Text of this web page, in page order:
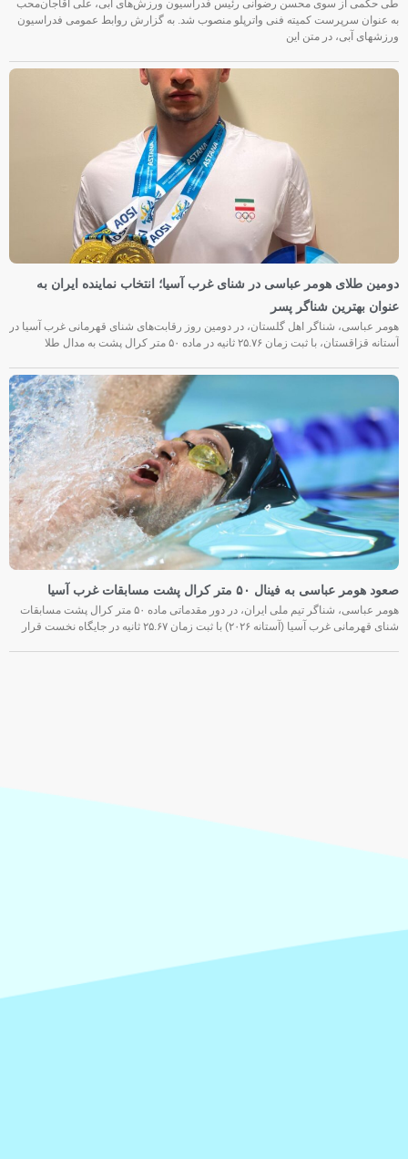
طی حکمی از سوی محسن رضوانی رئیس فدراسیون ورزش‌های آبی، علی آقاجان‌محب
به عنوان سرپرست کمیته فنی واترپلو منصوب شد. به گزارش روابط عمومی فدراسیون
ورزشهای آبی، در متن این
دومین طلای هومر عباسی در شنای غرب آسیا؛ انتخاب نماینده ایران به
عنوان بهترین شناگر پسر
هومر عباسی، شناگر اهل گلستان، در دومین روز رقابت‌های شنای قهرمانی غرب آسیا در
آستانه قزاقستان، با ثبت زمان ۲۵.۷۶ ثانیه در ماده ۵۰ متر کرال پشت به مدال طلا
صعود هومر عباسی به فینال ۵۰ متر کرال پشت مسابقات غرب آسیا
هومر عباسی، شناگر تیم ملی ایران، در دور مقدماتی ماده ۵۰ متر کرال پشت مسابقات
شنای قهرمانی غرب آسیا (آستانه ۲۰۲۶) با ثبت زمان ۲۵.۶۷ ثانیه در جایگاه نخست قرار